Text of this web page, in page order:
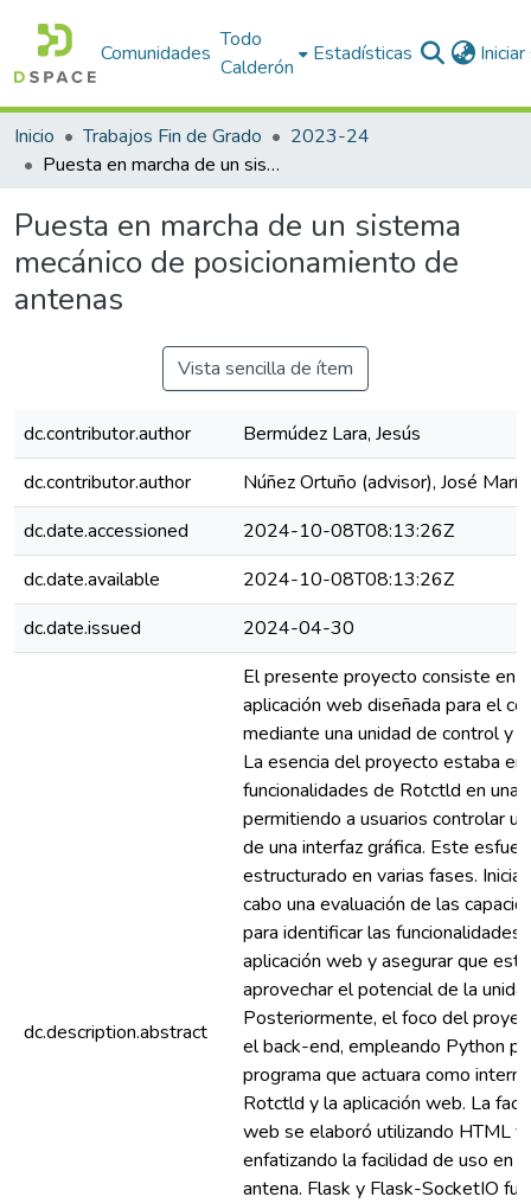
Comunidades
Todo
Calderón
Estadísticas
Inicio Trabajos Fin de Grado
2023-24
Puesta en marcha de un sistema mecánico de posicionamiento de antenas
Puesta en marcha de un sistema
mecánico de posicionamiento de
antenas
Vista sencilla de ítem
dc.contributor.author
Bermúdez Lara, Jesús
dc.contributor.author
Núñez Ortuño (advisor), José María
dc.date.accessioned
2024-10-08T08:13:26Z
dc.date.available
2024-10-08T08:13:26Z
dc.date.issued
2024-04-30
dc.description.abstract
El presente proyecto consiste en
aplicación web diseñada para el
mediante una unidad de control y
La esencia del proyecto estaba
funcionalidades de Rotctld en una
permitiendo a usuarios controlar
de una interfaz gráfica. Este
estructurado en varias fases.
cabo una evaluación de las
para identificar las funcionalidades
aplicación web y asegurar que
aprovechar el potencial de la
Posteriormente, el foco del
el back-end, empleando Python
programa que actuara como
Rotctld y la aplicación web. La
web se elaboró utilizando HTML y
enfatizando la facilidad de uso en
antena. Flask y Flask-SocketIO